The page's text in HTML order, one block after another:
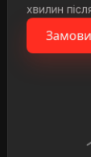
хвилин